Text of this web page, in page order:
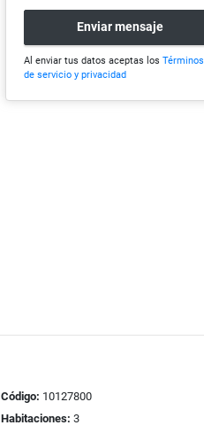
Enviar mensaje
Al enviar tus datos aceptas los Términos
de servicio y privacidad
Código: 10127800
Habitaciones: 3